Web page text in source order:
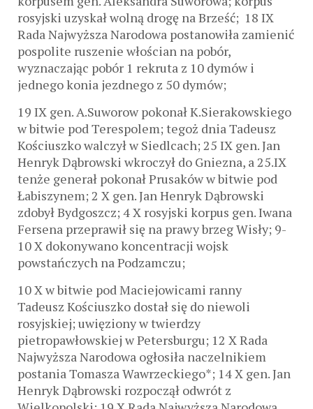
rosyjski uzyskał wolną drogę na Brześć; 18 IX
Rada Najwyższa Narodowa postanowiła zamienić
pospolite ruszenie włościan na pobór,
wyznaczając pobór 1 rekruta z 10 dymów i
jednego konia jezdnego z 50 dymów;
19 IX gen. A.Suworow pokonał K.Sierakowskiego
w bitwie pod Terespolem; tegoż dnia Tadeusz
Kościuszko walczył w Siedlcach; 25 IX gen. Jan
Henryk Dąbrowski wkroczył do Gniezna, a 25.IX
tenże generał pokonał Prusaków w bitwie pod
Łabiszynem; 2 X gen. Jan Henryk Dąbrowski
zdobył Bydgoszcz; 4 X rosyjski korpus gen. Iwana
Fersena przeprawił się na prawy brzeg Wisły; 9-
10 X dokonywano koncentracji wojsk
powstańczych na Podzamczu;
10 X w bitwie pod Maciejowicami ranny
Tadeusz Kościuszko dostał się do niewoli
rosyjskiej; uwięziony w twierdzy
pietropawłowskiej w Petersburgu; 12 X Rada
Najwyższa Narodowa ogłosiła naczelnikiem
postania Tomasza Wawrzeckiego*; 14 X gen. Jan
Henryk Dąbrowski rozpoczął odwrót z